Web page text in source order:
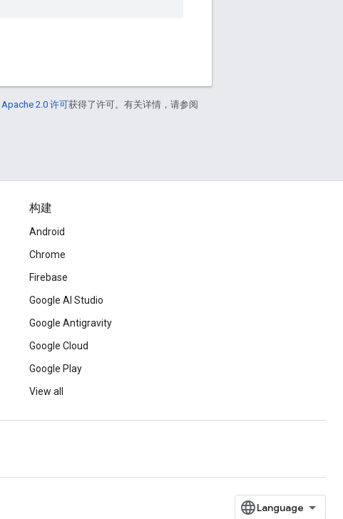
Apache 2.0 许可获得了许可。有关详情，请参阅
构建
Android
Chrome
Firebase
Google AI Studio
Google Antigravity
Google Cloud
Google Play
View all